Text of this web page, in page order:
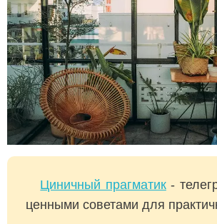
Циничный прагматик-
ценными советами для